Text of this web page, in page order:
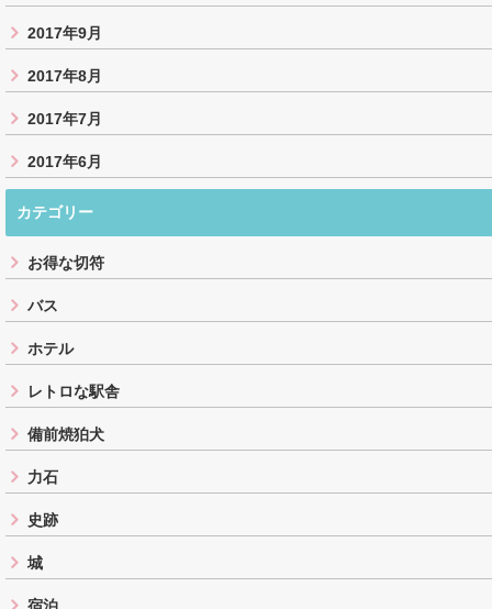
2017年9月
2017年8月
2017年7月
2017年6月
カテゴリー
お得な切符
バス
ホテル
レトロな駅舎
備前焼狛犬
力石
史跡
城